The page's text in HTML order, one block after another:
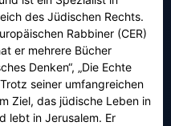
des Jüdischen Rechts.
Rabbiner (CER)
er mehrere Bücher
Denken“, „Die Echte
seiner umfangreichen
Ziel, das jüdische Leben in
lebt in Jerusalem. Er